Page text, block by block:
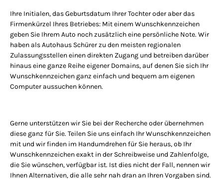
Ihre Initialen, das Geburtsdatum Ihrer Tochter oder aber das
Firmenkürzel Ihres Betriebes: Mit einem Wunschkennzeichen
geben Sie Ihrem Auto noch zusätzlich eine persönliche Note. Wir
haben als Autohaus Schürer zu den meisten regionalen
Zulassungsstellen einen direkten Zugang und betreiben darüber
hinaus eine ganze Reihe eigener Domains, auf denen Sie sich Ihr
Wunschkennzeichen ganz einfach und bequem am eigenen
Computer aussuchen können.
Gerne unterstützen wir Sie bei der Recherche oder übernehmen
diese ganz für Sie. Teilen Sie uns einfach Ihr Wunschkennzeichen
mit und wir finden im Handumdrehen für Sie heraus, ob Ihr
Wunschkennzeichen exakt in der Schreibweise und Zahlenfolge,
die Sie wünschen, verfügbar ist. Ist dies nicht der Fall, nennen wir
Ihnen Alternativen, die alle sehr nah dran an Ihren Vorgaben sind.